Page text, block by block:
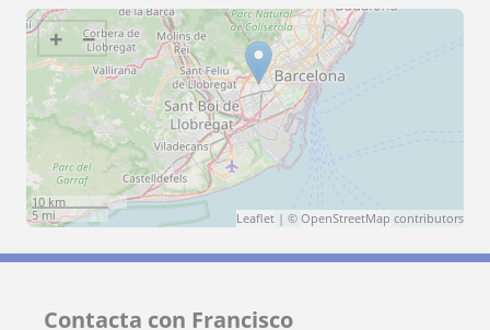
+ −
10 km
5 mi
Leaflet | © OpenStreetMap contributors
Contacta con Francisco